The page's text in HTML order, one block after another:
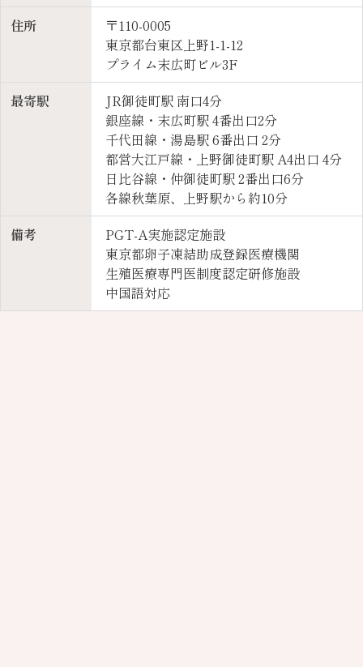
住所
〒110-0005
東京都台東区上野1-1-12
プライム末広町ビル3F
最寄駅
JR御徒町駅 南口4分
銀座線・末広町駅 4番出口2分
千代田線・湯島駅 6番出口 2分
都営大江戸線・上野御徒町駅 A4出口 4分
日比谷線・仲御徒町駅 2番出口6分
各線秋葉原、上野駅から約10分
備考
PGT-A実施認定施設
東京都卵子凍結助成登録医療機関
生殖医療専門医制度認定研修施設
中国語対応